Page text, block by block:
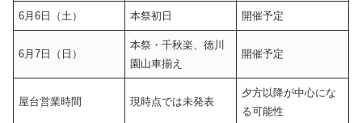
6月6日（土） 本祭初日 開催予定
6月7日（日）
本祭・千秋楽、徳川
園山車揃え
開催予定
屋台営業時間 現時点では未発表
夕方以降が中心にな
る可能性